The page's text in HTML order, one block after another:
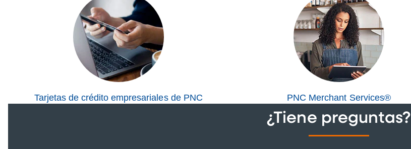
Tarjetas de crédito empresariales de PNC PNC Merchant Services®
¿Tiene preguntas?